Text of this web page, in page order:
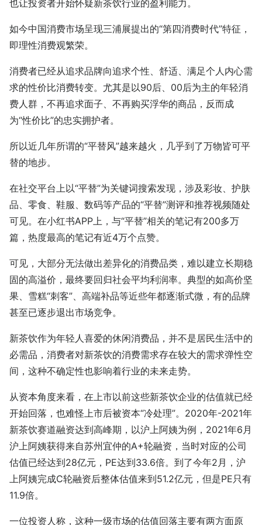
也让投资者开始怀疑新茶饮行业的盈利能力。
如今中国消费市场呈现三浦展提出的“第四消费时代”特征，
即理性消费观繁荣。
消费者已经从追求品牌向追求个性、舒适、满足个人内心需
求的性价比消费转变。尤其是以90后、00后为主的年轻消
费人群，不再追求面子、不再购买浮华的商品，反而成
为“性价比”的忠实拥护者。
所以近几年所谓的“平替风”越来越火，几乎到了万物皆可平
替的地步。
在社交平台上以“平替”为关键词搜索发现，涉及彩妆、护肤
品、零食、鞋服、数码等产品的“平替”测评和推荐视频随处
可见。在小红书APP上，与“平替”相关的笔记有200多万
篇，热度最高的笔记有近4万个点赞。
可见，大部分无法做出差异化的消费品类，难以建立长期稳
固的高溢价，最终要回归社会平均利润率。典型的如高价坚
果、雪糕“刺客”、高端补品等近些年都逐渐式微，有的品牌
甚至已逐步退出市场竞争。
新茶饮作为年轻人喜爱的休闲消费品，并不是居民生活中的
必需品，消费者对新茶饮的消费需求存在较大的需求弹性空
间，这种不确定性也影响着行业的未来走势。
从资本角度来看，在上市以前这些新茶饮企业的估值就已经
开始回落，也难怪上市后被资本“冷处理”。2020年-2021年
新茶饮赛道融资达到高峰期，以沪上阿姨为例，2021年6月
沪上阿姨获得来自苏州宜仲的A+轮融资，当时对应的公司
估值已经达到28亿元，PE达到33.6倍。到了今年2月，沪
上阿姨完成C轮融资后整体估值来到51.2亿元，但是PE只有
11.9倍。
一位投资人称，这种一级市场的估值回落主要有两方面原